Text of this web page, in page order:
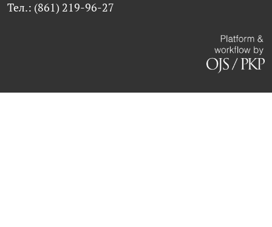
Тел.: (861) 219-96-27